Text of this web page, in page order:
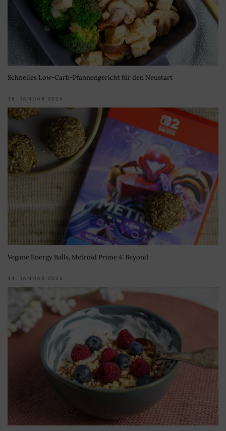
Schnelles Low-Carb-Pfannengericht für den Neustart
18. JANUAR 2026
Vegane Energy Balls, Metroid Prime 4: Beyond
11. JANUAR 2026